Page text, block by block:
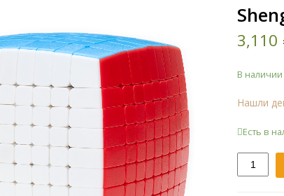
3,110
В наличии
Нашли
Есть в